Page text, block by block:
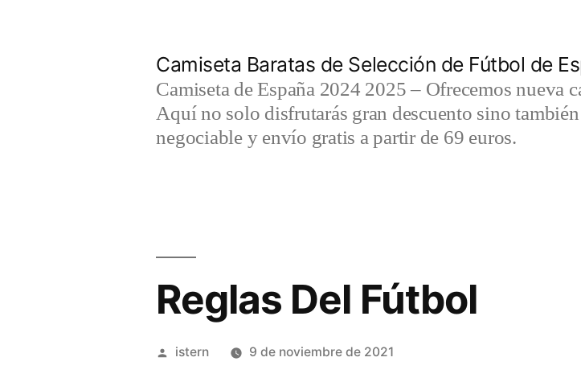
Camiseta Baratas de Selección de Fútbol de
Camiseta de España 2024 2025 – Ofrecemos nueva
Aquí no solo disfrutarás gran descuento sino
negociable y envío gratis a partir de 69 euros.
Reglas Del Fútbol
Publicado
istern 9 de noviembre de 2021